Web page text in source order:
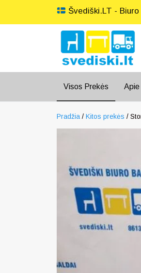
Švediški.LT -
Visos Prekės Apie
Pradžia / Kitos prekės /